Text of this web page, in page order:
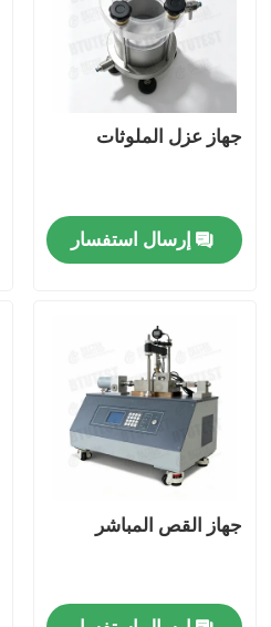
المنتجات
حول بنا
ضبط الجودة
اتصل بنا
طلب اقتباس
آلة اختبار عالمية
آلة اختبار التربة
آلة اختبار الخرسانة
جهاز عزل الملوثات
إرسال استفسار
جهاز القص المباشر